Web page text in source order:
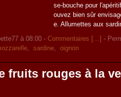
se-bouche pour
ouvez bien sûr
e. Allumettes aux
à 08:00 -Commentaires […] -
,sardine,oignon
fruits rouges à la